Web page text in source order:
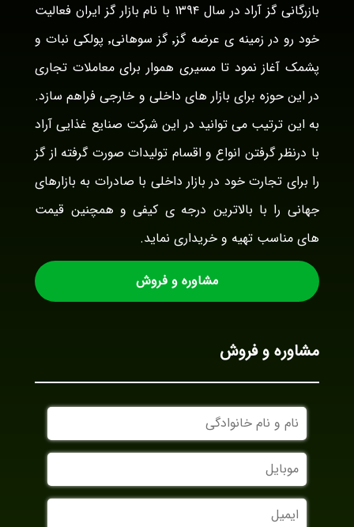
بازرگانی گز آراد در سال ۱۳۹۴ با نام بازار گز ایران فعالیت
خود رو در زمینه ی عرضه گز٬ گز سوهانی٬ پولکی نبات و
پشمک آغاز نمود تا مسیری هموار برای معاملات تجاری
در این حوزه برای بازار های داخلی و خارجی فراهم سازد.
به این ترتیب می توانید در این شرکت صنایع غذایی آراد
با درنظر گرفتن انواع و اقسام تولیدات صورت گرفته از گز
را برای تجارت خود در بازار داخلی با صادرات به بازارهای
جهانی را با بالاترین درجه ی کیفی و همچنین قیمت
های مناسب تهیه و خریداری نماید.
مشاوره و فروش
مشاوره و فروش
نام
و
نام
خانوادگی
موبایل
ایمیل